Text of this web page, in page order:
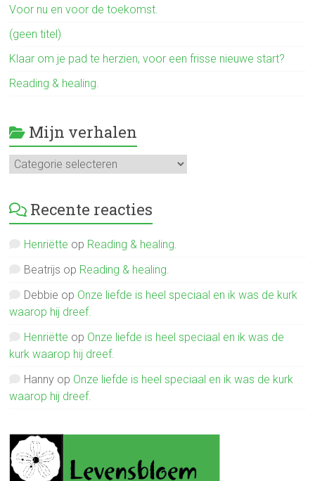
Voor nu en voor de toekomst.
(geen titel)
Klaar om je pad te herzien, voor een frisse nieuwe start?
Reading & healing.
Mijn verhalen
Mijn
verhalen
Recente reacties
Henriëtte op Reading & healing.
Beatrijs op Reading & healing.
Debbie op Onze liefde is heel speciaal en ik was de kurk
waarop hij dreef.
Henriëtte op Onze liefde is heel speciaal en ik was de
kurk waarop hij dreef.
Hanny op Onze liefde is heel speciaal en ik was de kurk
waarop hij dreef.